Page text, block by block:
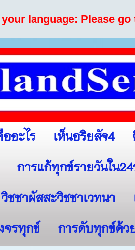
language: Please
อะไร เห็นอริยสัจ4
การแก้ทุกข์รายวันใน
วิชชาผัสสะวิชชาเวทนา
รทุกข์ การดับทุกข์ด้ว